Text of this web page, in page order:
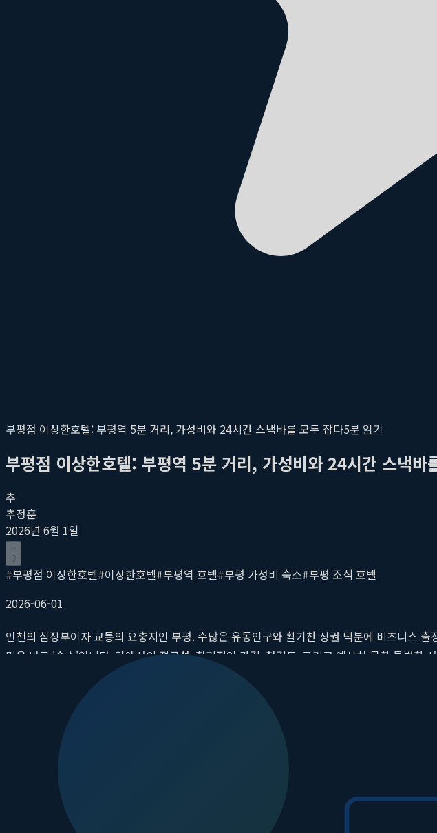
부평점 이상한호텔: 부평역 5분 거리, 가성비와 24시간 스낵바를 모두 잡다5분 읽기
부평점 이상한호텔: 부평역 5분 거리, 가성비와 24시간 스낵바
추
추정훈
2026년 6월 1일
0
#부평점 이상한호텔#이상한호텔#부평역 호텔#부평 가성비 숙소#부평 조식 호텔
2026-06-01
인천의 심장부이자 교통의 요충지인 부평. 수많은 유동인구와 활기찬 상권 덕분에 비즈니스
민은 바로 '숙소'입니다. 역에서의 접근성, 합리적인 가격, 청결도, 그리고 예상치 못한 특별한
만족도를 좌우하는 중요한 요소이기에 더욱 신중해질 수밖에 없습니다. 바로 이러한 고민에
내내 무료로 즐길 수 있는 스낵바라는 파격적인 혜택까지 제공하는
부평 가성비 숙소 로 입소문이 자자합니다. 이 글에서는 왜 '이상한호텔'이 부평을 방문하
핵심 요약: 부평점 이상한호텔 선택 가이드
압도적 위치:
수도권 지하철 1호선과 인천 1호선이 만나는 부평역에서 도보 5분 거리에 위
24시간 무료 스낵바: